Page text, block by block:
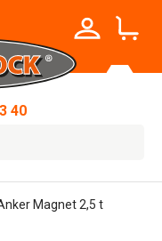
40
Magnet 2,5 t